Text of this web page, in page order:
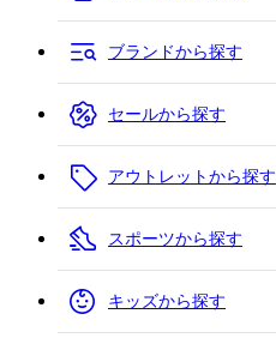
ブランドから探す
セールから探す
アウトレットから探す
スポーツから探す
キッズから探す